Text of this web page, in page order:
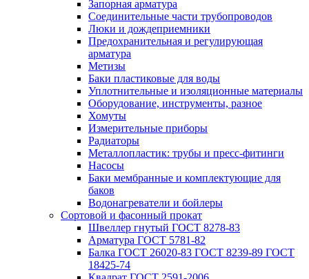
Запорная арматура
Соединительные части трубопроводов
Люки и дождеприемники
Предохранительная и регулирующая
арматура
Метизы
Баки пластиковые для воды
Уплотнительные и изоляционные материалы
Оборудование, инструменты, разное
Хомуты
Измерительные приборы
Радиаторы
Металлопластик: трубы и пресс-фитинги
Насосы
Баки мембранные и комплектующие для
баков
Водонагреватели и бойлеры
Сортовой и фасонный прокат
Швеллер гнутый ГОСТ 8278-83
Арматура ГОСТ 5781-82
Балка ГОСТ 26020-83 ГОСТ 8239-89 ГОСТ
18425-74